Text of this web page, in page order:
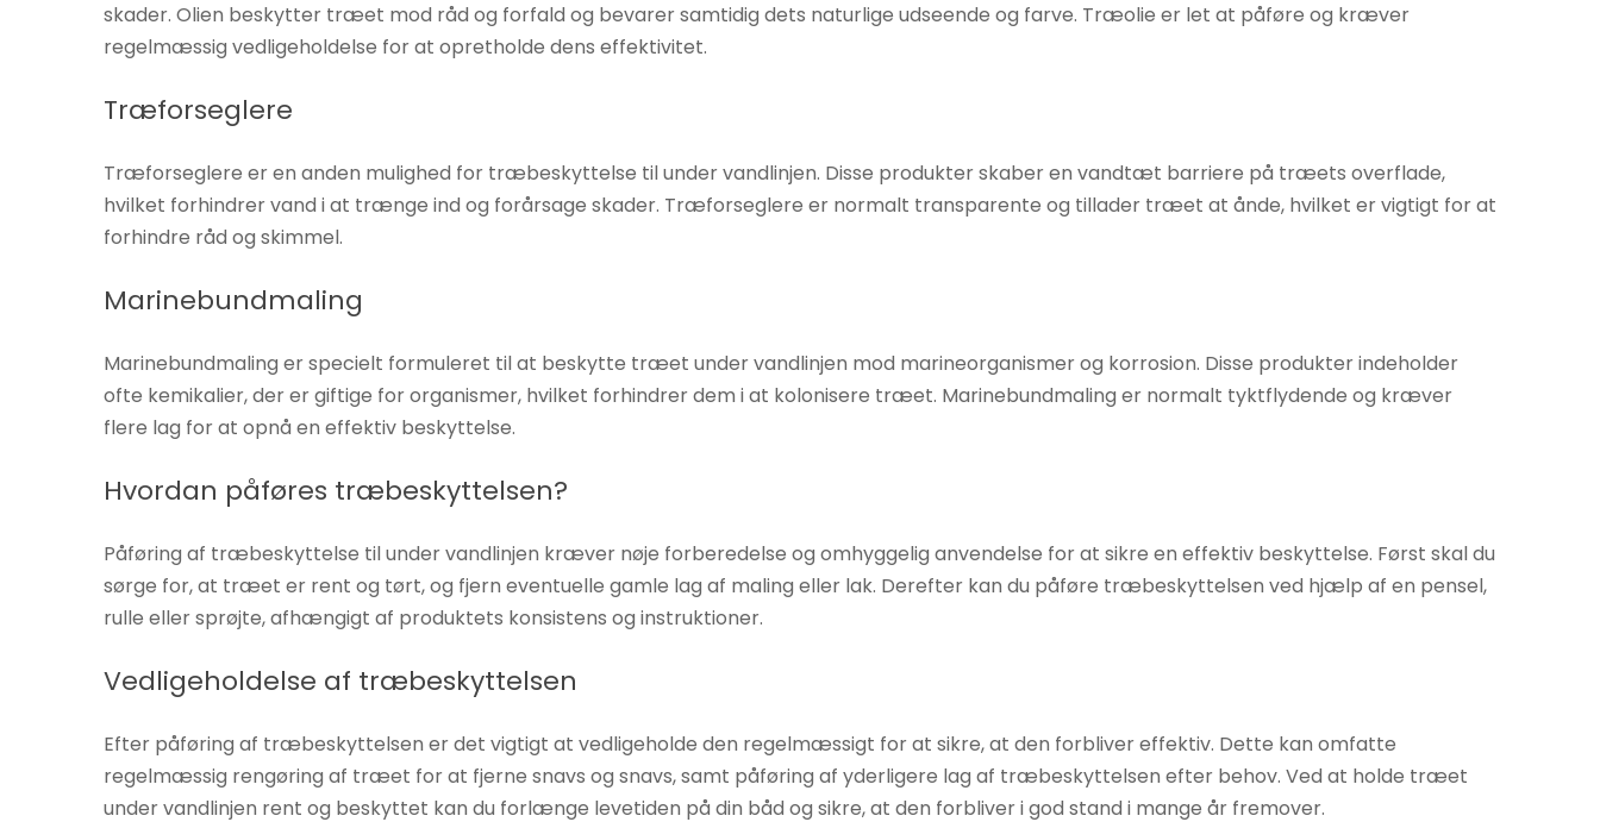
skader. Olien beskytter træet mod råd og forfald og bevarer samtidig dets naturlige udseende og farve. Træolie er let at påføre og kræver
regelmæssig vedligeholdelse for at opretholde dens effektivitet.
Træforseglere
Træforseglere er en anden mulighed for træbeskyttelse til under vandlinjen. Disse produkter skaber en vandtæt barriere på træets overflade,
hvilket forhindrer vand i at trænge ind og forårsage skader. Træforseglere er normalt transparente og tillader træet at ånde, hvilket er vigtigt for at
forhindre råd og skimmel.
Marinebundmaling
Marinebundmaling er specielt formuleret til at beskytte træet under vandlinjen mod marineorganismer og korrosion. Disse produkter indeholder
ofte kemikalier, der er giftige for organismer, hvilket forhindrer dem i at kolonisere træet. Marinebundmaling er normalt tyktflydende og kræver
flere lag for at opnå en effektiv beskyttelse.
Hvordan påføres træbeskyttelsen?
Påføring af træbeskyttelse til under vandlinjen kræver nøje forberedelse og omhyggelig anvendelse for at sikre en effektiv beskyttelse. Først skal du
sørge for, at træet er rent og tørt, og fjern eventuelle gamle lag af maling eller lak. Derefter kan du påføre træbeskyttelsen ved hjælp af en pensel,
rulle eller sprøjte, afhængigt af produktets konsistens og instruktioner.
Vedligeholdelse af træbeskyttelsen
Efter påføring af træbeskyttelsen er det vigtigt at vedligeholde den regelmæssigt for at sikre, at den forbliver effektiv. Dette kan omfatte
regelmæssig rengøring af træet for at fjerne snavs og snavs, samt påføring af yderligere lag af træbeskyttelsen efter behov. Ved at holde træet
under vandlinjen rent og beskyttet kan du forlænge levetiden på din båd og sikre, at den forbliver i god stand i mange år fremover.
tilpasset
indhold og